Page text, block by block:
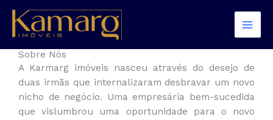
para
conteúdo
Sobre Nós
A Karmarg imóveis nasceu através do desejo de
duas irmãs que internalizaram desbravar um novo
nicho de negócio. Uma empresária bem-sucedida
que vislumbrou uma oportunidade para o novo